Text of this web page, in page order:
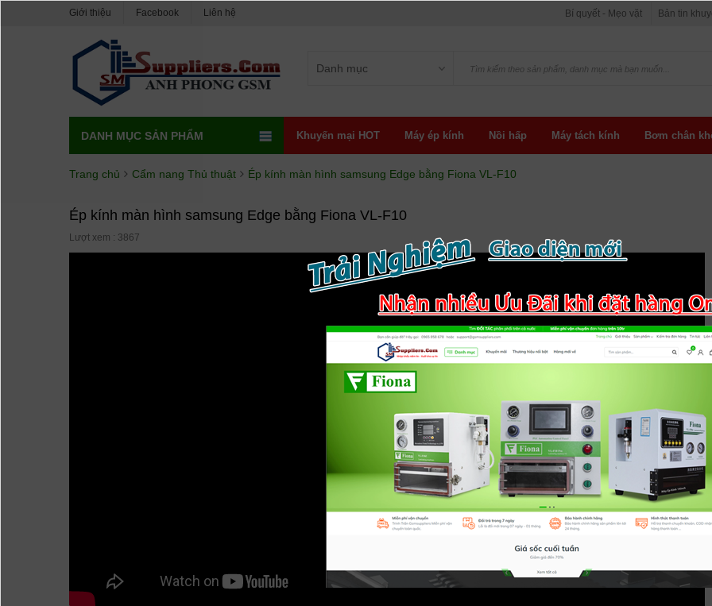
Bí quyết - Mẹo vặt Bản tin
Giới thiệu Facebook Liên hệ
Danh mục
DANH MỤC SẢN PHẨM Khuyến mại HOT Máy ép kính Nồi hấp Máy tách kính Bơm chân
Trang chủ Cẩm nang Thủ thuật Ép kính màn hình samsung Edge bằng Fiona VL-F10
Ép kính màn hình samsung Edge bằng Fiona VL-F10
Lượt xem : 3867